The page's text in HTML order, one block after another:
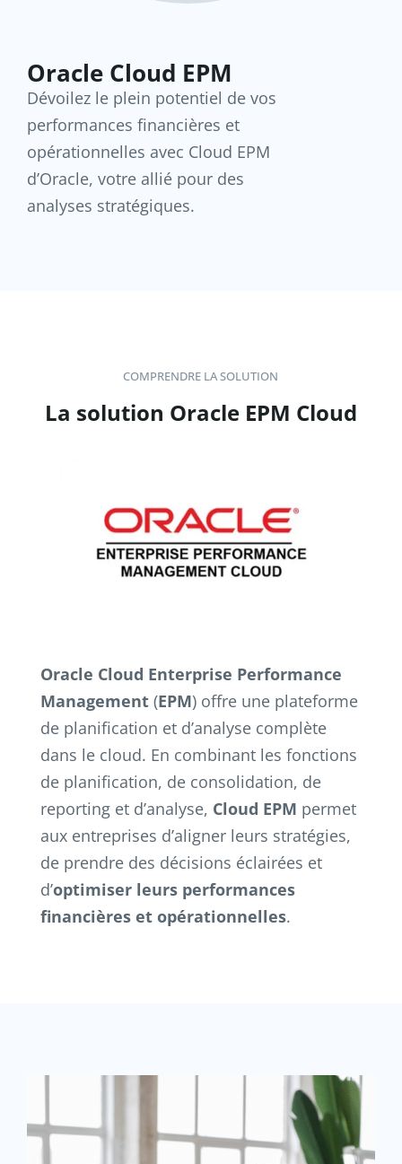
Oracle Cloud EPM
Dévoilez le plein potentiel de vos
performances financières et
opérationnelles avec Cloud EPM
d’Oracle, votre allié pour des
analyses stratégiques.
COMPRENDRE LA SOLUTION
La solution Oracle EPM Cloud
Oracle Cloud Enterprise Performance
Management(EPM) offre une plateforme
de planification et d’analyse complète
dans le cloud. En combinant les fonctions
de planification, de consolidation, de
reporting et d’analyse, Cloud EPM permet
aux entreprises d’aligner leurs stratégies,
de prendre des décisions éclairées et
d’optimiser leurs performances
financières et opérationnelles.